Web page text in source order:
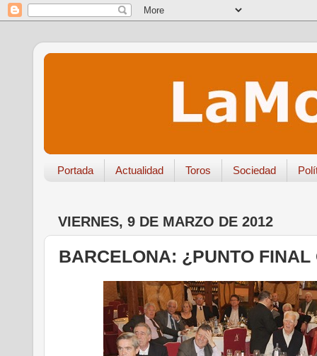
Portada Actualidad Toros Sociedad
VIERNES, 9 DE MARZO DE 2012
BARCELONA: ¿PUNTO FINAL